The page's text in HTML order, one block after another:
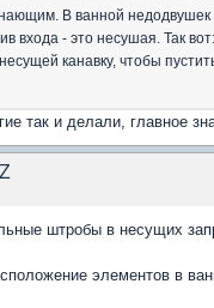
В ванной недодвушек
входа - это несушая. Так
канавку, чтобы
так и делали, главное
штробы в несущих
элементов в